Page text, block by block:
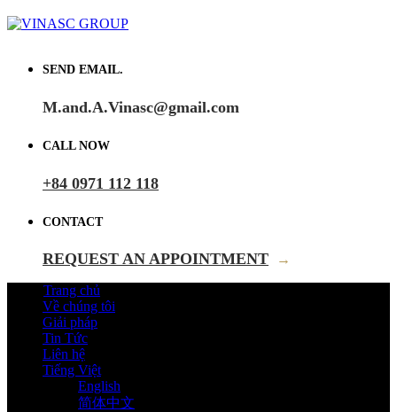
SEND EMAIL.
M.and.A.Vinasc@gmail.com
CALL NOW
+84 0971 112 118
CONTACT
REQUEST AN APPOINTMENT →
Trang chủ
Về chúng tôi
Giải pháp
Tin Tức
Liên hệ
Tiếng Việt
English
简体中文